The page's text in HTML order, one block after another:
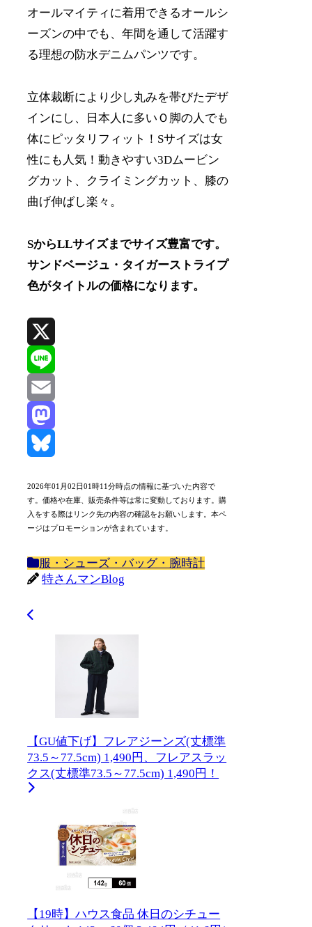
オールマイティに着用できるオールシ
ーズンの中でも、年間を通して活躍す
る理想の防水デニムパンツです。
立体裁断により少し丸みを帯びたデザ
インにし、日本人に多いＯ脚の人でも
体にピッタリフィット！Sサイズは女
性にも人気！動きやすい3Dムービン
グカット、クライミングカット、膝の
曲げ伸ばし楽々。
SからLLサイズまでサイズ豊富です。
サンドベージュ・タイガーストライプ
色がタイトルの価格になります。
X
Line
Email
Mastodon
2026年01月02日01時11分時点の情報に基づいた内容で
す。価格や在庫、販売条件等は常に変動しております。購
入をする際はリンク先の内容の確認をお願いします。本ペ
ージはプロモーションが含まれています。
服・シューズ・バッグ・腕時計
特さんマンBlog
【GU値下げ】フレアジーンズ(丈標準
73.5～77.5cm) 1,490円、フレアスラッ
クス(丈標準73.5～77.5cm) 1,490円！
【19時】ハウス食品 休日のシチュー